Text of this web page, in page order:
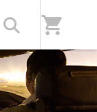
shopping_cart